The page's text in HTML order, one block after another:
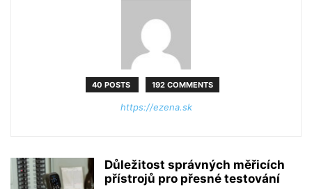
40 POSTS 192 COMMENTS
https://ezena.sk
Důležitost správných měřicích
přístrojů pro přesné testování